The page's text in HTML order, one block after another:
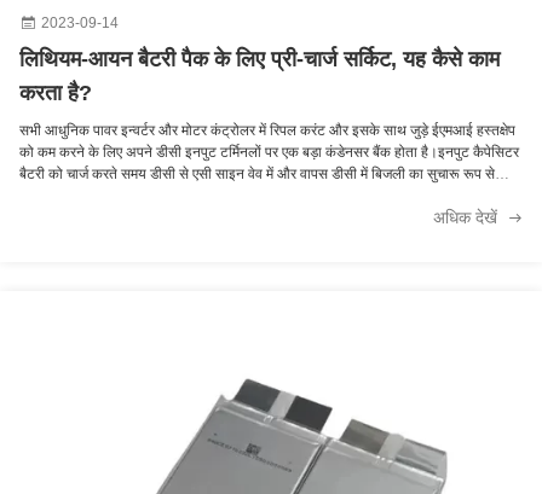
2023-09-14
लिथियम-आयन बैटरी पैक के लिए प्री-चार्ज सर्किट, यह कैसे काम
करता है?
सभी आधुनिक पावर इन्वर्टर और मोटर कंट्रोलर में रिपल करंट और इसके साथ जुड़े ईएमआई हस्तक्षेप
को कम करने के लिए अपने डीसी इनपुट टर्मिनलों पर एक बड़ा कंडेनसर बैंक होता है।इनपुट कैपेसिटर
बैटरी को चार्ज करते समय डीसी से एसी साइन वेव में और वापस डीसी में बिजली का सुचारू रूप से
अधिक देखें